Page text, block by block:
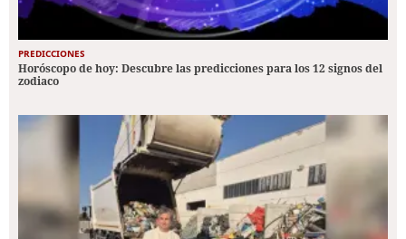
PREDICCIONES
Horóscopo de hoy: Descubre las predicciones para los 12 signos del
zodiaco